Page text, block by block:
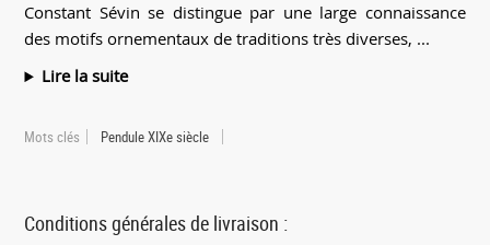
Constant Sévin se distingue par une large connaissance
des motifs ornementaux de traditions très diverses, ...
Lire la suite
Mots clés Pendule XIXe siècle
Conditions générales de livraison :